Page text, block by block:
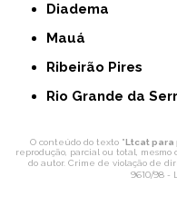
Diadema
Mauá
Ribeirão Pires
Rio Grande da
O conteúdo do texto " Ltcat
reprodução, parcial ou total, mesmo
do autor. Crime de violação de
9610/98 -